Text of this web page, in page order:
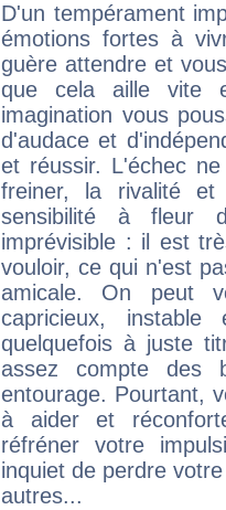
D'un tempérament
émotions fortes à
guère attendre et
que cela aille vite
imagination vous
d'audace et
et réussir. L'échec
freiner, la rivalité et
sensibilité à fleur
imprévisible : il est
vouloir, ce qui n'est
amicale. On peut
capricieux,
quelquefois à juste
assez compte des
entourage. Pourtant,
à aider et
réfréner votre
inquiet de perdre
autres...